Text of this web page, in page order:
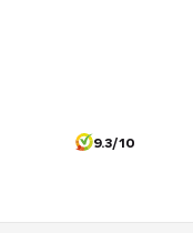
9.3/10